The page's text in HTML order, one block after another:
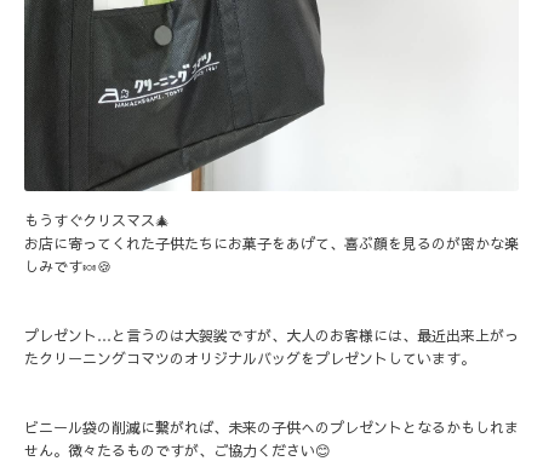
もうすぐクリスマス🎄
お店に寄ってくれた子供たちにお菓子をあげて、喜ぶ顔を見るのが密かな楽
しみです🍬🍪
プレゼント…と言うのは大袈裟ですが、大人のお客様には、最近出来上がっ
たクリーニングコマツのオリジナルバッグをプレゼントしています。
ビニール袋の削減に繋がれば、未来の子供へのプレゼントとなるかもしれま
せん。微々たるものですが、ご協力ください😊